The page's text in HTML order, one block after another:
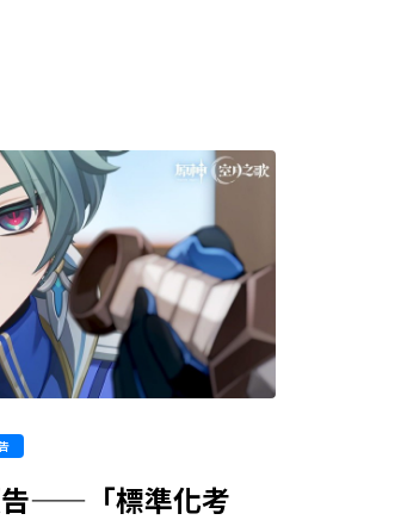
告——「標準化考